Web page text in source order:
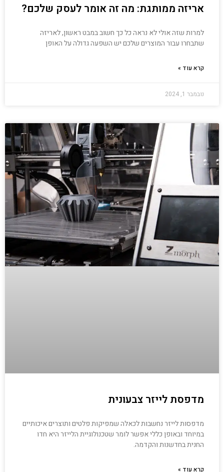
אריזה ממותגת: מה זה אומר לעסק שלכם?
למרות שזה אולי לא נראה כל כך חשוב במבט ראשון, לאריזה
שתבחרו עבור המוצרים שלכם יש השפעה גדולה על האופן
קרא עוד »
נובמבר 1, 2024
מדפסת לייזר צבעונית
מדפסות לייזר נחשבות לכאלה שמפיקות פלטים ותוצרים איכותיים
במיוחד ובאופן כללי אפשר לומר שטכנולוגיית הלייזר היא חדו
החנית בחדשנות והקדמה.
קרא עוד »